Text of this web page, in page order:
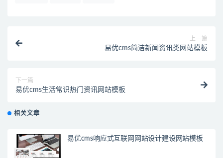
上一篇
易优cms简洁新闻资讯类网站模板
下一篇
易优cms生活常识热门资讯网站模板
相关文章
易优cms响应式互联网网站设计建设网站模板